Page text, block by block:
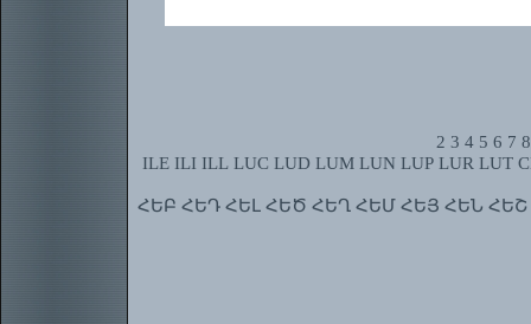
2 3 4 5 6 7 8
ILE ILI ILL LUC LUD LUM LUN LUP LUR LUT
ՀԵԲ ՀԵԴ ՀԵԼ ՀԵԾ ՀԵՂ ՀԵՄ ՀԵՅ ՀԵՆ ՀԵՇ